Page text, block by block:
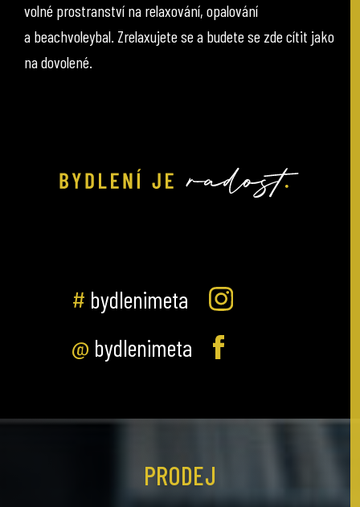
volné prostranství na relaxování, opalování
a beachvoleybal. Zrelaxujete se a budete se zde cítit jako
na dovolené.
# bydlenimeta
@ bydlenimeta
PRODEJ